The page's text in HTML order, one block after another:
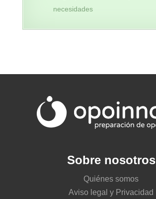
necesidades
Sobre nosotros
Quiénes somos
Aviso legal y Privacidad